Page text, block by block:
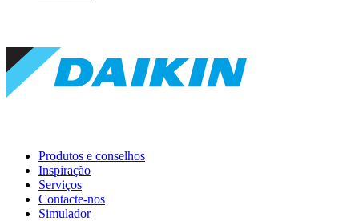
Produtos e conselhos
Inspiração
Serviços
Contacte-nos
Simulador